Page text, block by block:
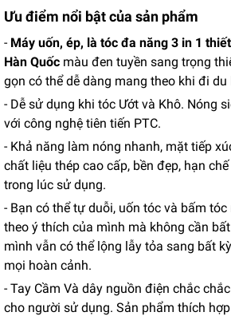
Ưu điểm nổi bật của sản phẩm
- Máy uốn, ép, là tóc đa năng 3 in 1
Hàn Quốc màu đen tuyền sang trọng
gọn có thể dễ dàng mang theo khi đi du
- Dễ sử dụng khi tóc Ướt và Khô. Nóng
với công nghệ tiên tiến PTC.
- Khả năng làm nóng nhanh, mặt tiếp
chất liệu thép cao cấp, bền đẹp, hạn
trong lúc sử dụng.
- Bạn có thể tự duỗi, uốn tóc và bấm
theo ý thích của mình mà không cần
mình vẫn có thể lộng lẫy tỏa sang bất
mọi hoàn cảnh.
- Tay Cầm Và dây nguồn điện chắc
cho người sử dụng. Sản phẩm thích